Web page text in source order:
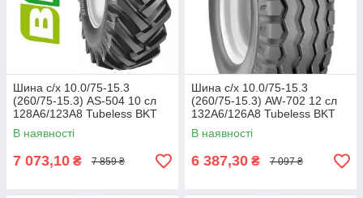
Шина с/х 10.0/75-15.3
(260/75-15.3) AS-504 10 сл
128A6/123A8 Tubeless BKT
В наявності
7 073,10 ₴ 7 859 ₴
Шина с/х 10.0/75-15.3
(260/75-15.3) AW-702 12 сл
132A6/126A8 Tubeless BKT
В наявності
6 387,30 ₴ 7 097 ₴